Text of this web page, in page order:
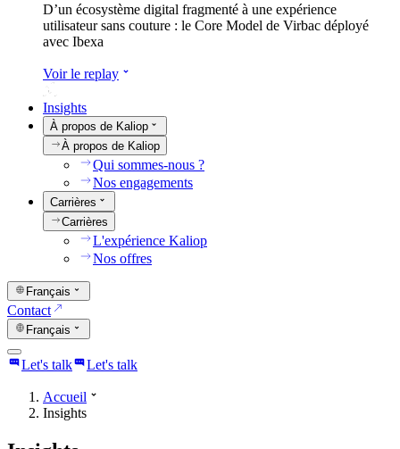
D’un écosystème digital fragmenté à une expérience
utilisateur sans couture : le Core Model de Virbac déployé
avec Ibexa
Voir le replay
Insights
À propos de Kaliop
À propos de Kaliop
Qui sommes-nous ?
Nos engagements
Carrières
Carrières
L'expérience Kaliop
Nos offres
Français
Contact
Français
Let's talk Let's talk
Accueil
Insights